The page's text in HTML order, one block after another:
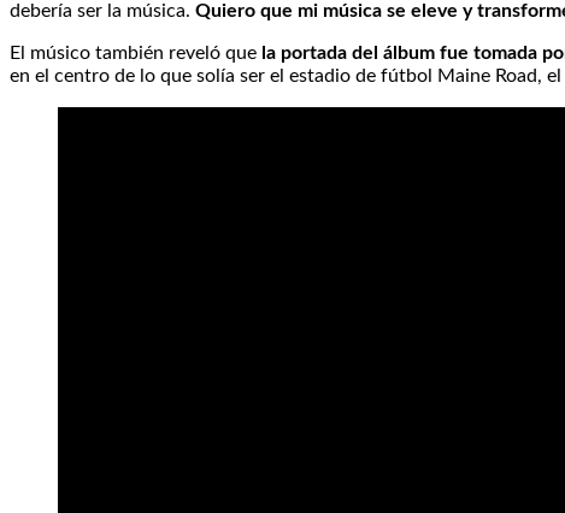
debería ser la música. Quiero que mi música se eleve y
El músico también reveló que la portada del álbum fue tomada
en el centro de lo que solía ser el estadio de fútbol Maine Road,